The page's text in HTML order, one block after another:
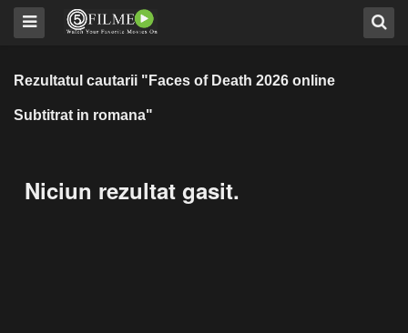
Rezultatul cautarii "Faces of Death 2026 online
Subtitrat in romana"
Niciun rezultat gasit.